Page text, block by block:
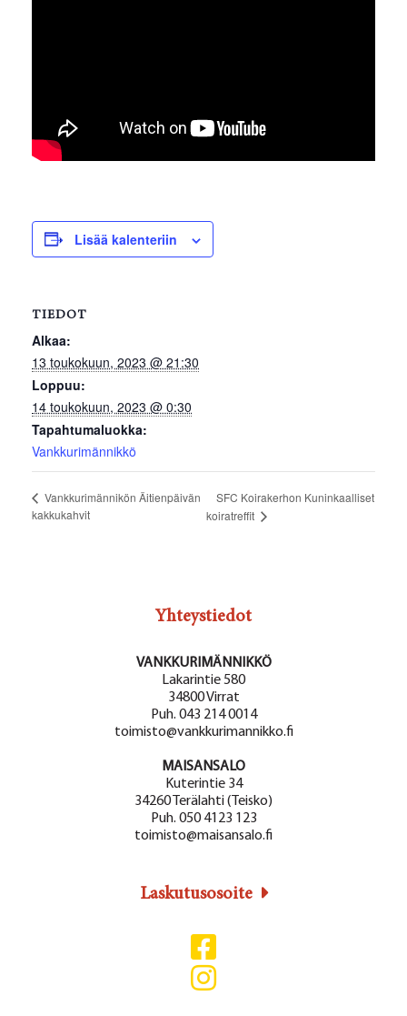
Lisää kalenteriin
TIEDOT
Alkaa:
13 toukokuun, 2023 @ 21:30
Loppuu:
14 toukokuun, 2023 @ 0:30
Tapahtumaluokka:
Vankkurimännikkö
Vankkurimännikön Äitienpäivän
kakkukahvit
SFC Koirakerhon Kuninkaalliset
koiratreffit
Yhteystiedot
VANKKURIMÄNNIKKÖ
Lakarintie 580
34800 Virrat
Puh. 043 214 0014
toimisto@vankkurimannikko.fi
MAISANSALO
Kuterintie 34
34260 Terälahti (Teisko)
Puh. 050 4123 123
toimisto@maisansalo.fi
Laskutusosoite